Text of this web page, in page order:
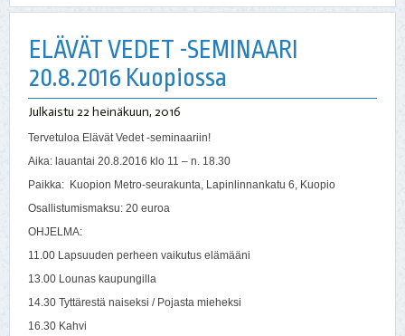
ELÄVÄT VEDET -SEMINAARI
20.8.2016 Kuopiossa
Julkaistu22 heinäkuun, 2016
Tervetuloa Elävät Vedet -seminaariin!
Aika: lauantai 20.8.2016 klo 11 – n. 18.30
Paikka: Kuopion Metro-seurakunta, Lapinlinnankatu 6, Kuopio
Osallistumismaksu: 20 euroa
OHJELMA:
11.00 Lapsuuden perheen vaikutus elämääni
13.00 Lounas kaupungilla
14.30 Tyttärestä naiseksi / Pojasta mieheksi
16.30 Kahvi